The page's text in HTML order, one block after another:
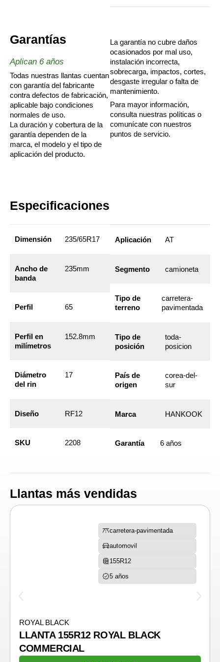
Garantías
Aplican 6 años
Todas nuestras llantas cuentan
con garantía del fabricante
contra defectos de fabricación,
aplicable bajo condiciones
normales de uso.
La duración y cobertura de la
garantía dependen de la
marca, el modelo y el tipo de
aplicación del producto.
La garantía no cubre daños
ocasionados por mal uso,
instalación incorrecta,
sobrecarga, impactos, cortes,
desgaste irregular o falta de
mantenimiento.
Para mayor información,
consulta nuestras políticas o
comunícate con nuestros
puntos de servicio.
Especificaciones
Dimensión 235/65R17
Ancho de
banda
235mm
Perfil 65
Perfil en
milímetros
152.8mm
Diámetro
del rin
17
Diseño RF12
SKU 2208
Aplicación AT
Segmento camioneta
Tipo de
terreno
carretera-
pavimentada
Tipo de
posición
toda-
posicion
País de
origen
corea-del-
sur
Marca HANKOOK
Garantía 6 años
Llantas más vendidas
carretera-pavimentada
automovil
155R12
5 años
ROYAL BLACK
LLANTA 155R12 ROYAL BLACK
COMMERCIAL